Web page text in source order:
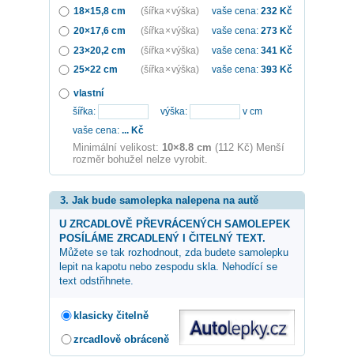
18×15,8 cm
(šířka × výška) vaše cena: 232 Kč
20×17,6 cm
(šířka × výška) vaše cena: 273 Kč
23×20,2 cm
(šířka × výška) vaše cena: 341 Kč
25×22 cm
(šířka × výška) vaše cena: 393 Kč
vlastní
šířka:
výška:
v cm
vaše cena: ... Kč
Minimální velikost: 10×8.8 cm (112 Kč) Menší
rozměr bohužel nelze vyrobit.
3. Jak bude samolepka nalepena na autě
U ZRCADLOVĚ PŘEVRÁCENÝCH SAMOLEPEK
POSÍLÁME ZRCADLENÝ I ČITELNÝ TEXT.
Můžete se tak rozhodnout, zda budete samolepku
lepit na kapotu nebo zespodu skla. Nehodící se
text odstřihnete.
klasicky čitelně
zrcadlově obráceně